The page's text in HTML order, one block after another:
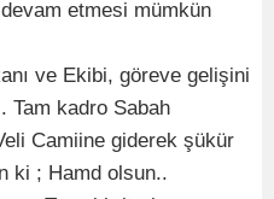
etmesi mümkün
ve Ekibi, göreve gelişini
Tam kadro Sabah
Camiine giderek şükür
ki ; Hamd olsun..